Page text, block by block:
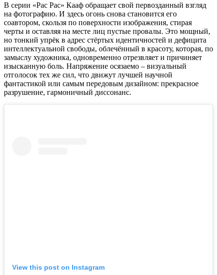
В серии «Рас Рас» Кааф обращает свой первозданный взгляд
на фотографию. И здесь огонь снова становится его
соавтором, скользя по поверхности изображения, стирая
черты и оставляя на месте лиц пустые провалы. Это мощный,
но тонкий упрёк в адрес стёртых идентичностей и дефицита
интеллектуальной свободы, облечённый в красоту, которая, по
замыслу художника, одновременно отрезвляет и причиняет
изысканную боль. Напряжение осязаемо – визуальный
отголосок тех же сил, что движут лучшей научной
фантастикой или самым передовым дизайном: прекрасное
разрушение, гармоничный диссонанс.
View this post on Instagram